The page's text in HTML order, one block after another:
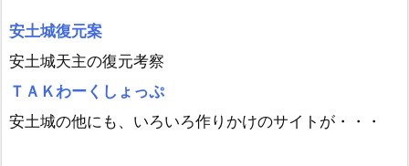
安土城復元案
安土城天主の復元考察
ＴＡＫわーくしょっぷ
安土城の他にも、いろいろ作りかけのサイトが・・・